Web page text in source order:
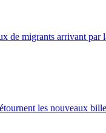
de migrants arrivant par
les nouveaux